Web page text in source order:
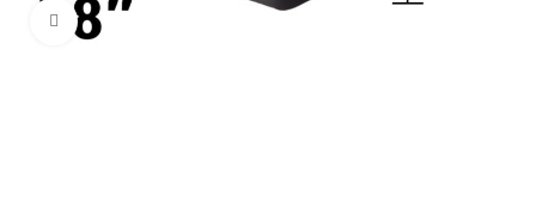
Haga Click para agrandar